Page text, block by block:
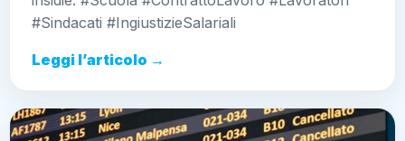
#Sindacati #IngiustizieSalariali
Leggi l’articolo →